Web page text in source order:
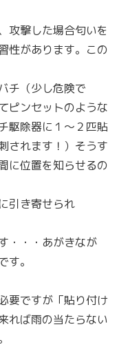
攻撃した場合匂いを
性があります。この
チ（少し危険で
ピンセットのような
駆除器に１〜２匹貼
されます！）そうす
に位置を知らせるの
引き寄せられ
・・・あがきなが
す。
要ですが「貼り付け
れば雨の当たらない